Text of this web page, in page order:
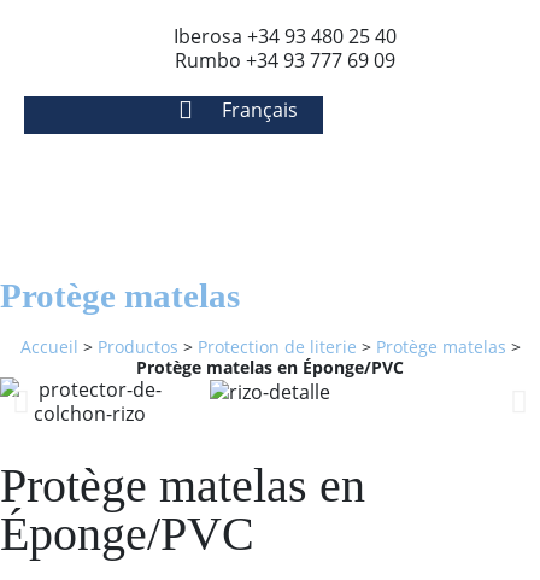
Iberosa +34 93 480 25 40
Rumbo +34 93 777 69 09
Français
Protège matelas
Accueil > Productos > Protection de literie > Protège matelas >
Protège matelas en Éponge/PVC
Protège matelas en
Éponge/PVC